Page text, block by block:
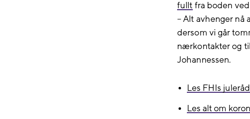
fullt fra boden
– Alt avhenger nå
dersom vi går
nærkontakter og
Johannessen.
Les FHIs juleråd
Les alt om